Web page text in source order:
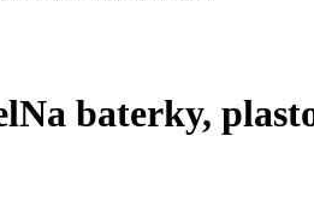
Na baterky,